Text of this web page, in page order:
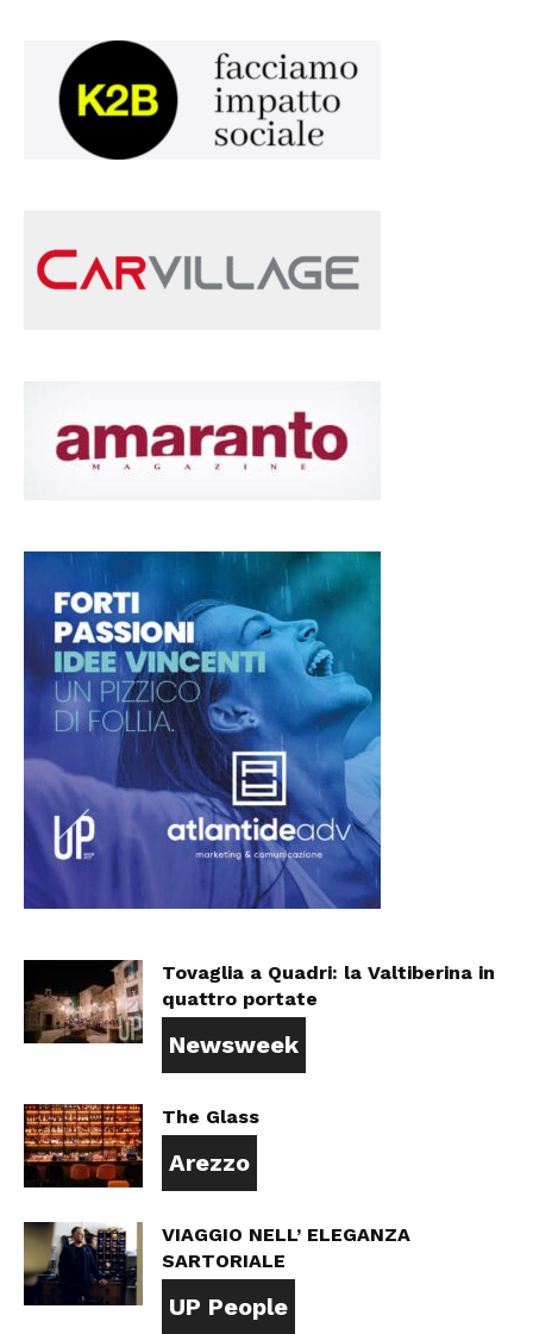
Tovaglia a Quadri: la Valtiberina in
quattro portate
Newsweek
The Glass
Arezzo
VIAGGIO NELL’ ELEGANZA
SARTORIALE
UP People